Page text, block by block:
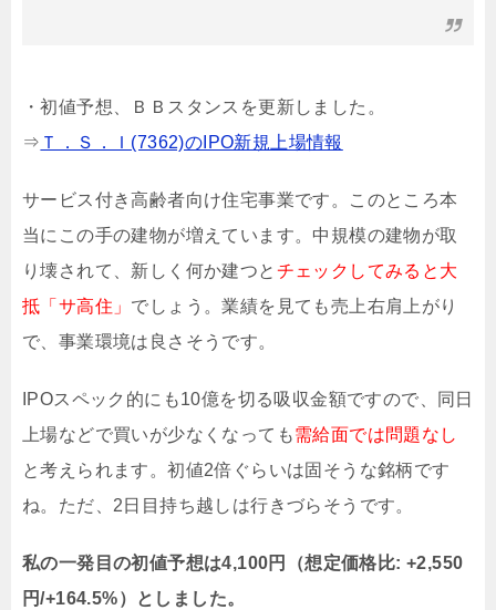
・初値予想、ＢＢスタンスを更新しました。
⇒ Ｔ．Ｓ．Ｉ(7362)のIPO新規上場情報
サービス付き高齢者向け住宅事業です。このところ本
当にこの手の建物が増えています。中規模の建物が取
り壊されて、新しく何か建つと チェックしてみると大
抵「サ高住」 でしょう。業績を見ても売上右肩上がり
で、事業環境は良さそうです。
IPOスペック的にも10億を切る吸収金額ですので、同日
上場などで買いが少なくなっても需給面では問題なし
と考えられます。初値2倍ぐらいは固そうな銘柄です
ね。ただ、2日目持ち越しは行きづらそうです。
私の一発目の初値予想は4,100円（想定価格比: +2,550
円/+164.5%）としました。